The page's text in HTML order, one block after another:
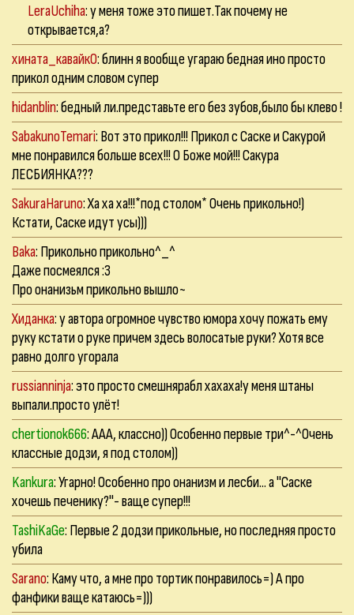
LeraUchiha: у меня тоже это пишет.Так почему не
открывается,а?
хината_кавайкО: блинн я вообще угараю бедная ино просто
прикол одним словом супер
hidanblin: бедный ли.представьте его без зубов,было бы клево !
SabakunoTemari: Вот это прикол!!! Прикол с Саске и Сакурой
мне понравился больше всех!!! О Боже мой!!! Сакура
ЛЕСБИЯНКА???
SakuraHaruno: Ха ха ха!!!*под столом* Очень прикольно!)
Кстати, Саске идут усы)))
Baka: Прикольно прикольно^_^
Даже посмеялся :3
Про онанизьм прикольно вышло~
Хиданка: у автора огромное чувство юмора хочу пожать ему
руку кстати о руке причем здесь волосатые руки? Хотя все
равно долго угорала
russianninja: это просто смешнярабл хахаха!у меня штаны
выпали.просто улёт!
chertionok666: ААА, классно)) Особенно первые три^-^Очень
классные додзи, я под столом))
Kankura: Угарно! Особенно про онанизм и лесби... а "Саске
хочешь печенику?"- ваще супер!!!
TashiKaGe: Первые 2 додзи прикольные, но последняя просто
убила
Sarano: Каму что, а мне про тортик понравилось=) А про
фанфики ваще катаюсь=)))